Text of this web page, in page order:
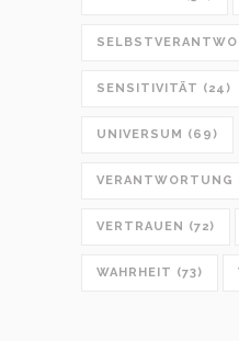
SENSITIVITÄT (24)
UNIVERSUM (69)
VERANTWORTUNG
VERTRAUEN (72)
WAHRHEIT (73)